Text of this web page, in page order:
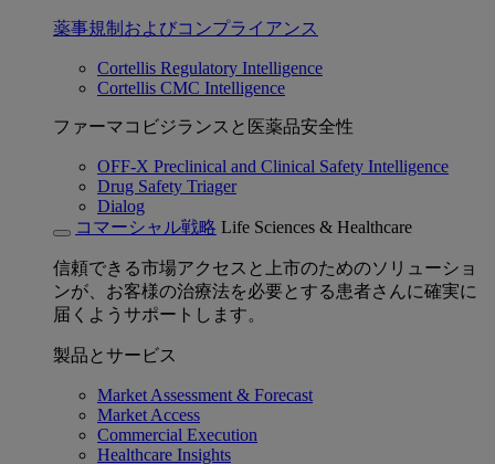
薬事規制およびコンプライアンス
Cortellis Regulatory Intelligence
Cortellis CMC Intelligence
ファーマコビジランスと医薬品安全性
OFF-X Preclinical and Clinical Safety Intelligence
Drug Safety Triager
Dialog
コマーシャル戦略 Life Sciences & Healthcare
信頼できる市場アクセスと上市のためのソリューショ
ンが、お客様の治療法を必要とする患者さんに確実に
届くようサポートします。
製品とサービス
Market Assessment & Forecast
Market Access
Commercial Execution
Healthcare Insights